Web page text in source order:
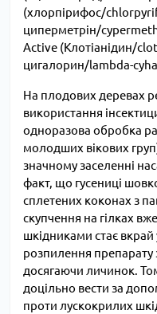
(хлорпірифос/
циперметрін/
Active (Клотіанідин/
цигалорин/lambda-
На плодових деревах
використання
одноразова обробка
молодших вікових
значному заселенні
факт, що гусениці
сплетених коконах з
скупчення на гілках
шкідниками стає
розпилення препарату
досягаючи личинок.
доцільно вести за
проти лускокрилих